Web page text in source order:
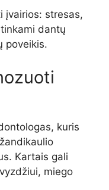
įvairios: stresas,
dantų
poveikis.
kuris
Kartais gali
miego